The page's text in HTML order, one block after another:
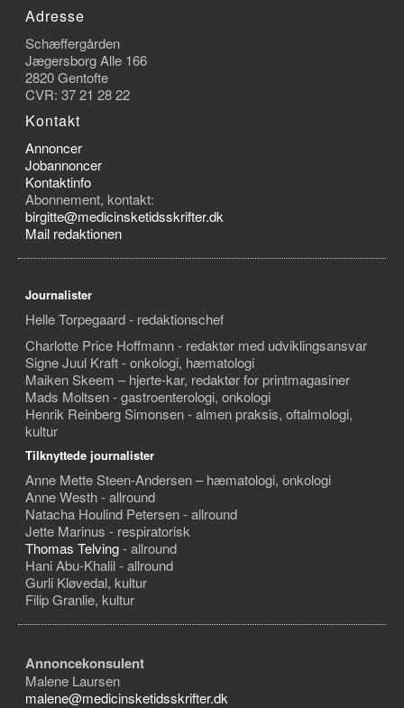
Adresse
Schæffergården
Jægersborg Alle 166
2820 Gentofte
CVR: 37 21 28 22
Kontakt
Annoncer
Jobannoncer
Kontaktinfo
Abonnement, kontakt:
birgitte@medicinsketidsskrifter.dk
Mail redaktionen
Journalister
Helle Torpegaard - redaktionschef
Charlotte Price Hoffmann - redaktør med udviklingsansvar
Signe Juul Kraft - onkologi, hæmatologi
Maiken Skeem – hjerte-kar, redaktør for printmagasiner
Mads Moltsen - gastroenterologi, onkologi
Henrik Reinberg Simonsen - almen praksis, oftalmologi,
kultur
Tilknyttede journalister
Anne Mette Steen-Andersen – hæmatologi, onkologi
Anne Westh - allround
Natacha Houlind Petersen - allround
Jette Marinus - respiratorisk
Thomas Telving- allround
Hani Abu-Khalil - allround
Gurli Kløvedal, kultur
Filip Granlie, kultur
Annoncekonsulent
Malene Laursen
malene@medicinsketidsskrifter.dk